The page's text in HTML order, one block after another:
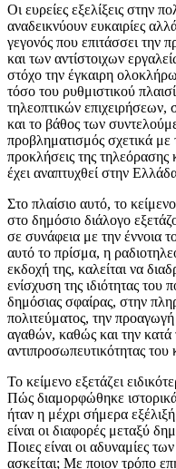
Οι ευρείες εξελίξεις στην
αναδεικνύουν ευκαιρίες
γεγονός που επιτάσσει την
και των αντίστοιχων
στόχο την έγκαιρη
τόσο του ρυθμιστικού
τηλεοπτικών
και το βάθος των
προβληματισμός σχετικά με
προκλήσεις της
έχει αναπτυχθεί στην
Στο πλαίσιο αυτό, το
στο δημόσιο διάλογο
σε συνάφεια με την έννοια
αυτό το πρίσμα, η
εκδοχή της, καλείται να
ενίσχυση της ιδιότητας του
δημόσιας σφαίρας, στην
πολιτεύματος, την
αγαθών, καθώς και την κατά
αντιπροσωπευτικότητας
Το κείμενο εξετάζει
Πώς διαμορφώθηκε
ήταν η μέχρι σήμερα
είναι οι διαφορές μεταξύ
Ποιες είναι οι αδυναμίες
ασκείται; Με ποιον τρόπο